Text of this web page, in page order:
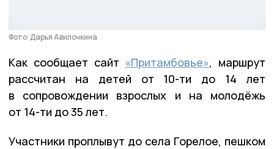
Фото: Дарья Авилочкина
Как сообщает сайт «Притамбовье», маршрут
рассчитан на детей от 10-ти до 14 лет
в сопровождении взрослых и на молодёжь
от 14-ти до 35 лет.
Участники проплывут до села Горелое, пешком